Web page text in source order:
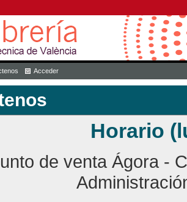
Acceder
Horario
de venta Ágora -